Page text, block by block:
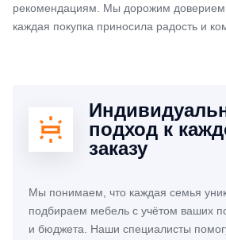
рекомендациям. Мы дорожим доверием
каждая покупка приносила радость и
подход к
заказу
Мы понимаем, что каждая семья
подбираем мебель с учётом ваших
и бюджета. Наши специалисты